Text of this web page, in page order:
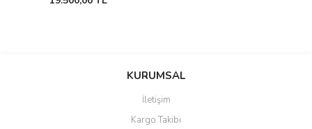
KURUMSAL
İletişim
Kargo Takibi